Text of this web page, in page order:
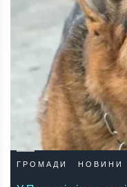
ГРОМАДИ НОВИНИ